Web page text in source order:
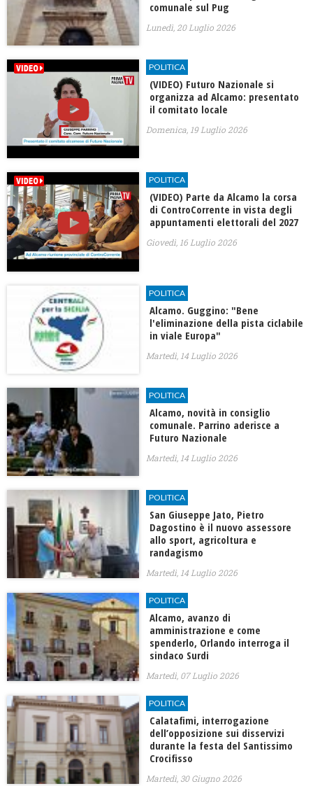
comunale sul Pug
Lunedì, 20 Luglio 2026
POLITICA
(VIDEO) Futuro Nazionale si
organizza ad Alcamo: presentato
il comitato locale
Domenica, 19 Luglio 2026
POLITICA
(VIDEO) Parte da Alcamo la corsa
di ControCorrente in vista degli
appuntamenti elettorali del 2027
Giovedì, 16 Luglio 2026
POLITICA
Alcamo. Guggino: "Bene
l'eliminazione della pista ciclabile
in viale Europa"
Martedì, 14 Luglio 2026
POLITICA
Alcamo, novità in consiglio
comunale. Parrino aderisce a
Futuro Nazionale
Martedì, 14 Luglio 2026
POLITICA
San Giuseppe Jato, Pietro
Dagostino è il nuovo assessore
allo sport, agricoltura e
randagismo
Martedì, 14 Luglio 2026
POLITICA
Alcamo, avanzo di
amministrazione e come
spenderlo, Orlando interroga il
sindaco Surdi
Martedì, 07 Luglio 2026
POLITICA
Calatafimi, interrogazione
dell’opposizione sui disservizi
durante la festa del Santissimo
Crocifisso
Martedì, 30 Giugno 2026